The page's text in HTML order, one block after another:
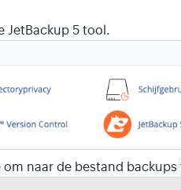
JetBackup 5 tool.
naar de bestand backups